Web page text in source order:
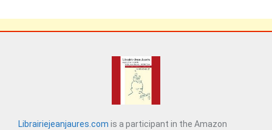
Librairiejeanjaures.com is a participant in the Amazon